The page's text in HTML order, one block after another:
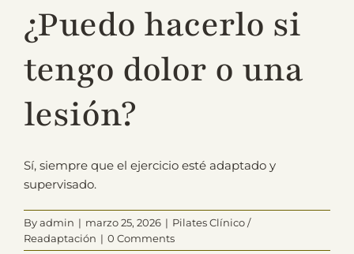
Tratamientos
Contacto
¿Puedo hacerlo si
tengo dolor o una
lesión?
Sí, siempre que el ejercicio esté adaptado y
supervisado.
Byadmin | marzo 25, 2026 | Pilates Clínico /
Readaptación | 0 Comments